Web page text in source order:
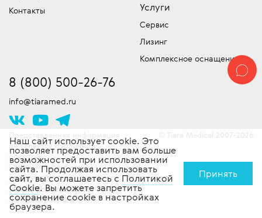
Контакты
Услуги
Сервис
Лизинг
Комплексное оснащение
8 (800) 500-26-76
info@tiaramed.ru
не является публичной
офертой.
Ознакомьтесь с нашей
политикой
конфиденциальностии
политикой cookie.
Наш сайт использует cookie. Это
позволяет предоставить вам больше
возможностей при использовании
сайта. Продолжая использовать
сайт, вы соглашаетесь с Политикой
Cookie. Вы можете запретить
сохранение cookie в настройках
браузера.
Принять